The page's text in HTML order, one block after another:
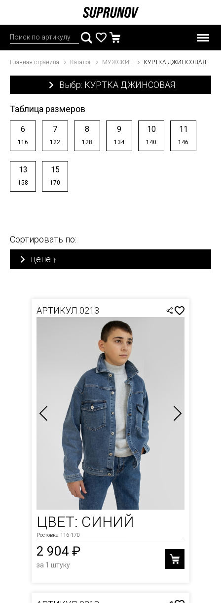
Главная страница Каталог МУЖСКИЕ КУРТКА ДЖИНСОВАЯ
Выбр: КУРТКА ДЖИНСОВАЯ
Таблица размеров
6
116
7
122
8
128
9
134
10
140
11
146
13
158
15
170
Сортировать по:
цене ↑
АРТИКУЛ 0213
ЦВЕТ: СИНИЙ
Ростовка 116-170
2 904 ₽
за 1 штуку